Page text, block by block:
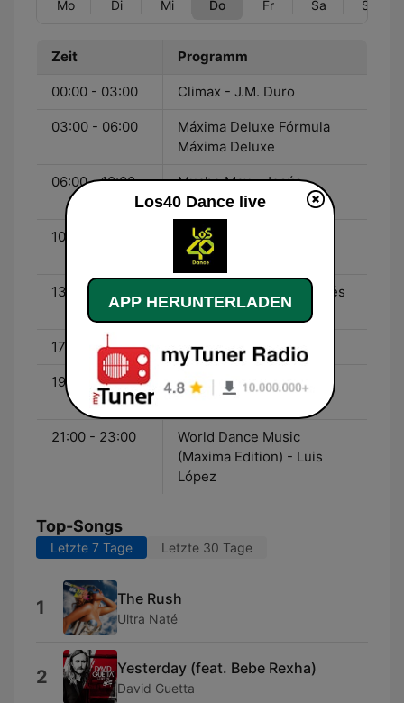
Mo Di Mi Do Fr Sa So
Zeit Programm
00:00 - 03:00 Climax - J.M. Duro
03:00 - 06:00
Máxima Deluxe Fórmula
Máxima Deluxe
06:00 - 10:00
Mucho Max - Jesús
Taltavull
10:00 - 13:00
Fórmula Máxima - J.M.
Duro
13:00 - 17:00
Fórmula Máxima - Ramsés
López
17:00 - 19:00 Puro Dance - Jose AM
19:00 - 21:00
Máxima 51 VIP - Arturo
21:00 - 23:00
World Dance Music
(Maxima Edition) - Luis
López
Top-Songs
Letzte 7 Tage Letzte 30 Tage
1 The Rush
Ultra Naté
2 Yesterday (feat. Bebe Rexha)
David Guetta
Los40 Dance live
APP HERUNTERLADEN